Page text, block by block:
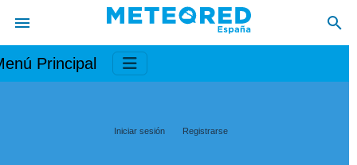
Principal
Iniciar sesión Registrarse